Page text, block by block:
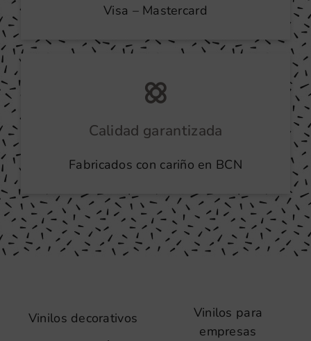
Visa – Mastercard
Calidad garantizada
Fabricados con cariño en BCN
Vinilos decorativos
Vinilos para
empresas